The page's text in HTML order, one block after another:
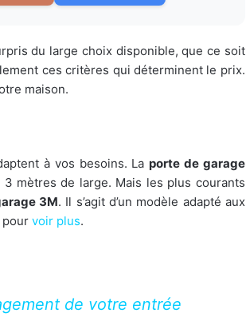
du large choix disponible, que ce soit
ces critères qui déterminent le prix.
maison.
à vos besoins. La porte de garage
mètres de large. Mais les plus courants
3M. Il s’agit d’un modèle adapté aux
pour voir plus.
de votre entrée